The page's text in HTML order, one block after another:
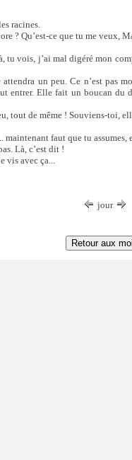
racines.
? Qu’est-ce que tu me veux,
tu vois, j’ai mal digéré mon
un peu. Ce n’est pas
entrer. Elle fait un boucan du
tout de même ! Souviens-toi,
faut que tu assumes,
Là, c’est dit !
vis avec ça...
jour